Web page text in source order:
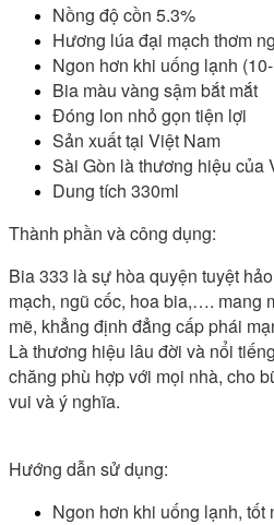
Nồng độ cồn 5.3%
Hương lúa đại mạch thơm
Ngon hơn khi uống lạnh
Bia màu vàng sậm bắt mắt
Đóng lon nhỏ gọn tiện lợi
Sản xuất tại Việt Nam
Sài Gòn là thương hiệu của
Dung tích 330ml
Thành phần và công dụng:
Bia 333 là sự hòa quyện tuyệt
mạch, ngũ cốc, hoa bia,…. mang
mẽ, khẳng định đẳng cấp phái
Là thương hiệu lâu đời và nổi
chăng phù hợp với mọi nhà, cho
vui và ý nghĩa.
Hướng dẫn sử dụng:
Ngon hơn khi uống lạnh, tốt